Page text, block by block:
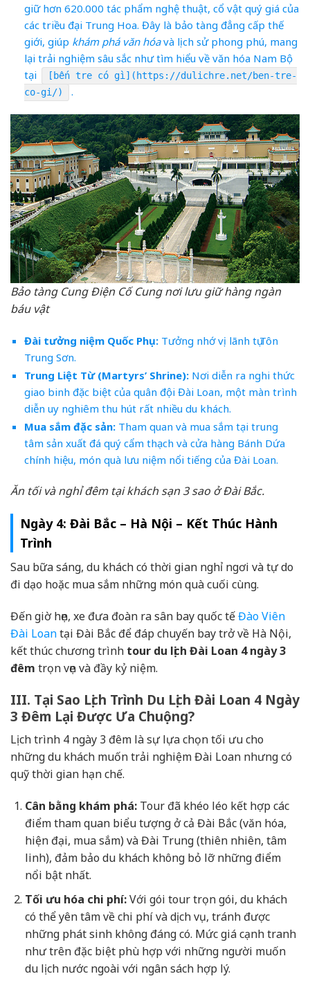
giữ hơn 620.000 tác phẩm nghệ thuật, cổ vật quý giá của
các triều đại Trung Hoa. Đây là bảo tàng đẳng cấp thế
giới, giúp khám phá văn hóavà lịch sử phong phú, mang
lại trải nghiệm sâu sắc như tìm hiểu về văn hóa Nam Bộ
tại
[bến tre có gì](https://dulichre.net/ben-tre-
co-gi/)
.
Bảo tàng Cung Điện Cố Cung nơi lưu giữ hàng ngàn
báu vật
Đài tưởng niệm Quốc Phụ:Tưởng nhớ vị lãnh tụ Tôn
Trung Sơn.
Trung Liệt Từ (Martyrs’ Shrine):Nơi diễn ra nghi thức
giao binh đặc biệt của quân đội Đài Loan, một màn trình
diễn uy nghiêm thu hút rất nhiều du khách.
Mua sắm đặc sản:Tham quan và mua sắm tại trung
tâm sản xuất đá quý cẩm thạch và cửa hàng Bánh Dứa
chính hiệu, món quà lưu niệm nổi tiếng của Đài Loan.
Ăn tối và nghỉ đêm tại khách sạn 3 sao ở Đài Bắc.
Ngày 4: Đài Bắc – Hà Nội – Kết Thúc Hành
Trình
Sau bữa sáng, du khách có thời gian nghỉ ngơi và tự do
đi dạo hoặc mua sắm những món quà cuối cùng.
Đến giờ hẹn, xe đưa đoàn ra sân bay quốc tếĐào Viên
Đài Loantại Đài Bắc để đáp chuyến bay trở về Hà Nội,
kết thúc chương trình tour du lịch Đài Loan 4 ngày 3
đêm trọn vẹn và đầy kỷ niệm.
III. Tại Sao Lịch Trình Du Lịch Đài Loan 4 Ngày
3 Đêm Lại Được Ưa Chuộng?
Lịch trình 4 ngày 3 đêm là sự lựa chọn tối ưu cho
những du khách muốn trải nghiệm Đài Loan nhưng có
quỹ thời gian hạn chế.
Cân bằng khám phá:Tour đã khéo léo kết hợp các
điểm tham quan biểu tượng ở cả Đài Bắc (văn hóa,
hiện đại, mua sắm) và Đài Trung (thiên nhiên, tâm
linh), đảm bảo du khách không bỏ lỡ những điểm
nổi bật nhất.
Tối ưu hóa chi phí:Với gói tour trọn gói, du khách
có thể yên tâm về chi phí và dịch vụ, tránh được
những phát sinh không đáng có. Mức giá cạnh tranh
như trên đặc biệt phù hợp với những người muốn
du lịch nước ngoài với ngân sách hợp lý.